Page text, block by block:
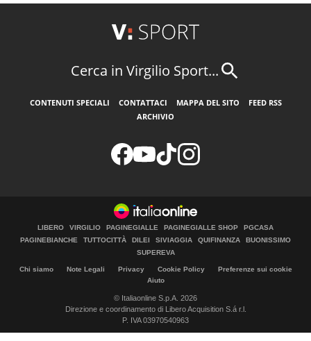
Cerca in Virgilio Sport...
CONTENUTI SPECIALI CONTATTACI MAPPA DEL SITO
FEED RSS
ARCHIVIO
LIBERO VIRGILIO PAGINEGIALLE PAGINEGIALLE SHOP
PGCASA
PAGINEBIANCHE
TUTTOCITTÀ DILEI SIVIAGGIA QUIFINANZA
BUONISSIMO
SUPEREVA
Chi siamo Note Legali Privacy Cookie Policy
Preferenze sui cookie
Aiuto
© Italiaonline S.p.A. 2026
Direzione e coordinamento di Libero Acquisition S.á r.l.
P. IVA 03970540963